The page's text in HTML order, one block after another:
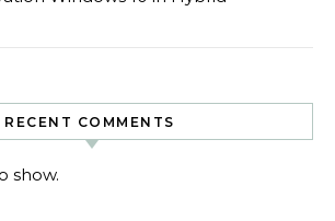
RECENT COMMENTS
show.